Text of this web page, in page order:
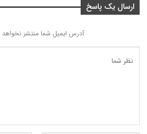
ارسال یک پاسخ
آدرس ایمیل شما منتشر